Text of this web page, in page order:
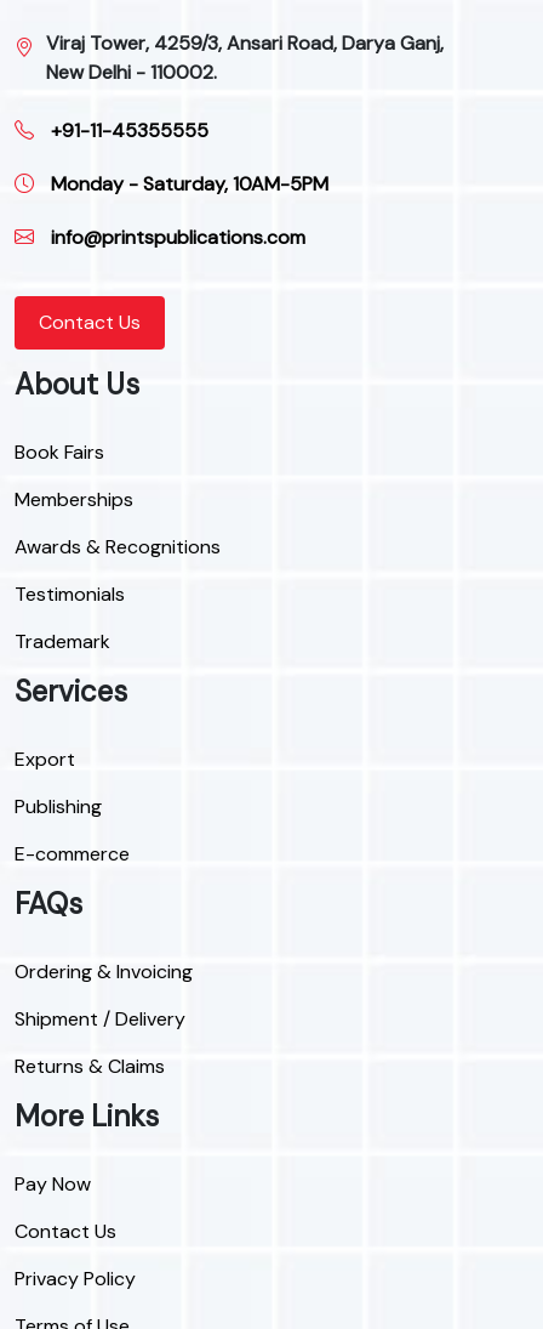
Viraj Tower, 4259/3, Ansari Road, Darya Ganj,
New Delhi - 110002.
+91-11-45355555
Monday - Saturday, 10AM-5PM
info@printspublications.com
Contact Us
About Us
Book Fairs
Memberships
Awards & Recognitions
Testimonials
Trademark
Services
Export
Publishing
E-commerce
FAQs
Ordering & Invoicing
Shipment / Delivery
Returns & Claims
More Links
Pay Now
Contact Us
Privacy Policy